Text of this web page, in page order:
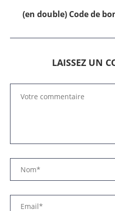
(en double) Code de
LAISSEZ UN